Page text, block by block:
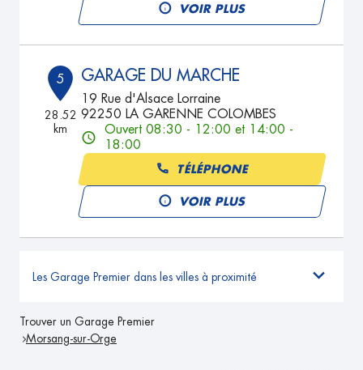
VOIR PLUS
5
28.52
km
GARAGE DU MARCHE
19 Rue d'Alsace Lorraine
92250 LA GARENNE COLOMBES
Ouvert 08:30 - 12:00 et 14:00 -
18:00
TÉLÉPHONE
VOIR PLUS
Les Garage Premier dans les villes à proximité
Trouver un Garage Premier
Morsang-sur-Orge